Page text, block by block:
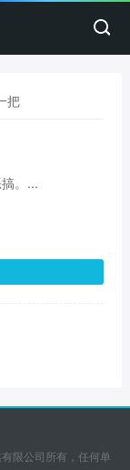
把
。...
限公司所有，任何单